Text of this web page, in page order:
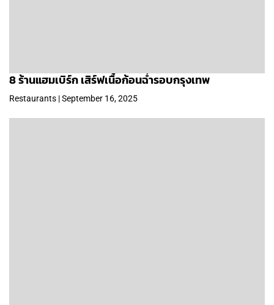
8 ร้านแฮมเบิร์ก เสิร์ฟเนื้อก้อนฉ่ำรอบกรุงเทพ
Restaurants | September 16, 2025